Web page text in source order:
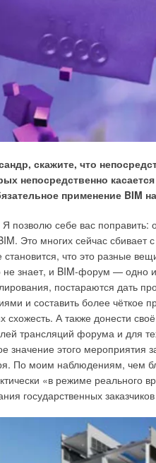
скажите, что
непосредственно
применение BIM
Я позволю себе вас поправить:
Это многих сейчас сбивает
становится, что это разные
не знает, и BIM-форум — одно
постараются дать
и составить более чёткое
схожесть. А также донести
трансляций форума и для
значение этого мероприятия
По моим наблюдениям, чем
«в режиме реального
государственных
1. Схема доступа участников
правильная организация
документации, снижает
процедуры
что позволяет
информационное поле
единого подхода
выделить следующие важные
должен понимать,
модели, и как он
должен понимать,
с целью организации
должна отображать
вноситься в общую
процессов